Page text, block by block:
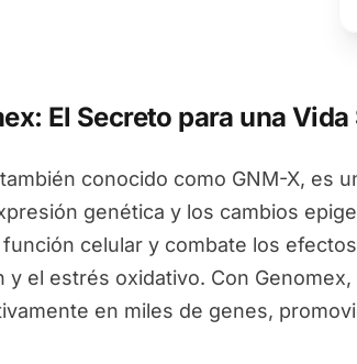
El Secreto para una
conocido como GNM-X, es
genética y los cambios
función celular y combate los
y el estrés oxidativo. Con
en miles de genes,